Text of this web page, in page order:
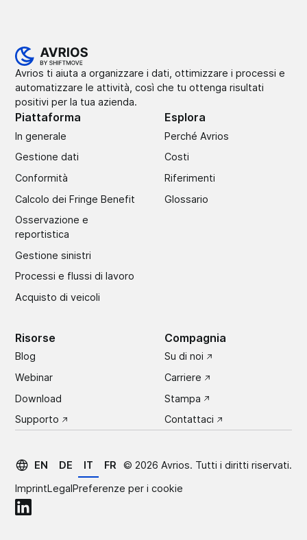
Avrios ti aiuta a organizzare i dati, ottimizzare i processi e
automatizzare le attività, così che tu ottenga risultati
positivi per la tua azienda.
Piattaforma
In generale
Gestione dati
Conformità
Calcolo dei Fringe Benefit
Osservazione e
reportistica
Gestione sinistri
Processi e flussi di lavoro
Acquisto di veicoli
Esplora
Perché Avrios
Costi
Riferimenti
Glossario
Risorse
Blog
Webinar
Download
Supporto
Compagnia
Su di noi
Carriere
Stampa
Contattaci
EN DE IT FR © 2026 Avrios. Tutti i diritti riservati.
ImprintLegalPreferenze per i cookie